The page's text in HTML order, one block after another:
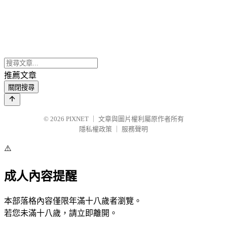
推薦文章
關閉搜尋
© 2026 PIXNET
文章與圖片權利屬原作者所有
隱私權政策
服務聲明
⚠️
成人內容提醒
本部落格內容僅限年滿十八歲者瀏覽。
若您未滿十八歲，請立即離開。